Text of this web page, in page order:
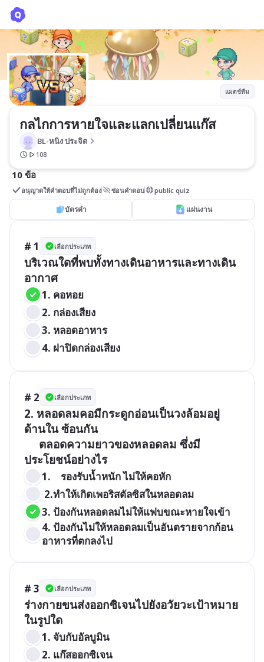
แมตช์ทีม
กลไกการหายใจและแลกเปลี่ยนแก๊ส
BL-หนิง ประจิต
108
10 ข้อ
อนุญาตให้คำตอบที่ไม่ถูกต้อง ซ่อนคำตอบ public quiz
บัตรคำ แผ่นงาน
# 1 เลือกประเภท
บริเวณใดที่พบทั้งทางเดินอาหารและทางเดิน
อากาศ
1. คอหอย
2. กล่องเสียง
3. หลอดอาหาร
4. ฝาปิดกล่องเสียง
# 2 เลือกประเภท
2. หลอดลมคอมีกระดูกอ่อนเป็นวงล้อมอยู่
ด้านใน ซ้อนกัน
ประโยชน์อย่างไร
1.	รองรับน้ำหนัก ไม่ให้คอหัก
2.ทำให้เกิดเพอริสตัลซิสในหลอดลม
3. ป้องกันหลอดลมไม่ให้แฟบขณะหายใจเข้า
4. ป้องกันไม่ให้หลอดลมเป็นอันตรายจากก้อน
อาหารที่ตกลงไป
# 3 เลือกประเภท
ร่างกายขนส่งออกซิเจนไปยังอวัยวะเป้าหมาย
ในรูปใด
1. จับกับอัลบูมิน
2. แก๊สออกซิเจน